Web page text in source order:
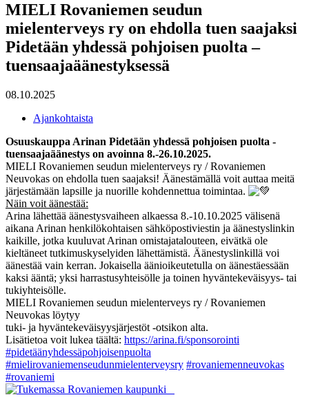
MIELI Rovaniemen seudun
mielenterveys ry on ehdolla tuen saajaksi
Pidetään yhdessä pohjoisen puolta –
tuensaajaäänestyksessä
08.10.2025
Ajankohtaista
Osuuskauppa Arinan Pidetään yhdessä pohjoisen puolta -
tuensaajaäänestys on avoinna 8.-26.10.2025.
MIELI Rovaniemen seudun mielenterveys ry / Rovaniemen
Neuvokas on ehdolla tuen saajaksi! Äänestämällä voit auttaa meitä
järjestämään lapsille ja nuorille kohdennettua toimintaa.
Näin voit äänestää:
Arina lähettää äänestysvaiheen alkaessa 8.-10.10.2025 välisenä
aikana Arinan henkilökohtaisen sähköpostiviestin ja äänestyslinkin
kaikille, jotka kuuluvat Arinan omistajatalouteen, eivätkä ole
kieltäneet tutkimuskyselyiden lähettämistä. Äänestyslinkillä voi
äänestää vain kerran. Jokaisella äänioikeutetulla on äänestäessään
kaksi ääntä; yksi harrastusyhteisölle ja toinen hyväntekeväisyys- tai
tukiyhteisölle.
MIELI Rovaniemen seudun mielenterveys ry / Rovaniemen
Neuvokas löytyy
tuki- ja hyväntekeväisyysjärjestöt -otsikon alta.
Lisätietoa voit lukea täältä: https://arina.fi/sponsorointi
#pidetäänyhdessäpohjoisenpuolta
#mielirovaniemenseudunmielenterveysry #rovaniemenneuvokas
#rovaniemi